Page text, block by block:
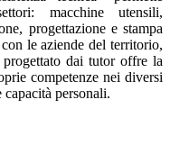
macchine utensili,
progettazione e stampa
le aziende del territorio,
dai tutor offre la
competenze nei diversi
personali.